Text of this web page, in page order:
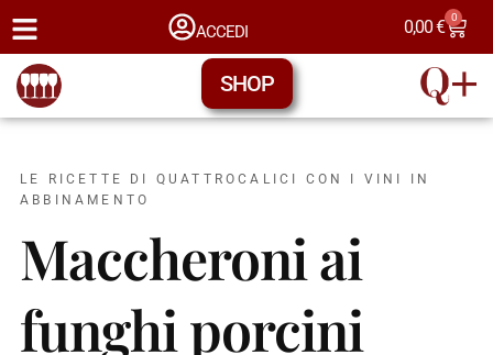
ACCEDI 0,00€ 0
SHOP
LE RICETTE DI QUATTROCALICI CON I VINI IN
ABBINAMENTO
Maccheroni ai
funghi porcini